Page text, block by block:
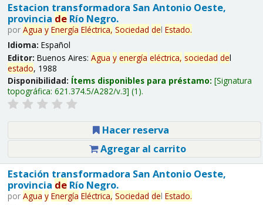
Estacion transformadora San Antonio Oeste,
provincia deRío Negro.
por Agua y Energía Eléctrica, Sociedad del Estado.
Idioma: Español
Editor: Buenos Aires: Agua y energía eléctrica, sociedad del
estado, 1988
Disponibilidad: Ítems disponibles para préstamo: Signatura
topográfica: 621.374.5/A282/v.3 (1).
Hacer reserva
Agregar al carrito
Estación transformadora San Antonio Oeste,
provincia deRío Negro.
por Agua y Energía Eléctrica, Sociedad del Estado.